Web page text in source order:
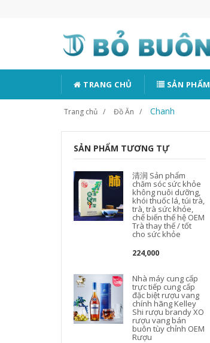
TRANG CHỦ SẢN PHẨM
Trang chủ Đồ Ăn Chanh
SẢN PHẨM TƯƠNG TỰ
清润 Sản phẩm
chăm sóc sức khỏe
không nuôi dưỡng,
khói thuốc lá, túi trà,
trà, trà sức khỏe,
chế biến thế hệ OEM
Trà thay thế / tốt
cho sức khỏe
224,000
Nhà máy cung cấp
trực tiếp cung cấp
đặc biệt rượu vang
chính hãng Kelley
Shi rượu brandy XO
rượu vang bán
buôn tùy chỉnh OEM
Rượu